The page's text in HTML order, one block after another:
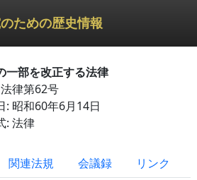
ための歴史情報
一部を改正する法律
律第62号
: 昭和60年6月14日
: 法律
関連法規 会議録
リンク